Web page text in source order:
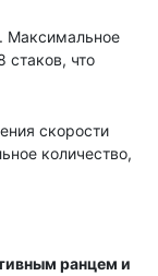
Максимальное
стаков, что
скорости
количество,
ранцем и